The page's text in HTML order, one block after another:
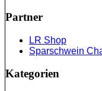
Partner
LR Shop
Sparschwein
Kategorien